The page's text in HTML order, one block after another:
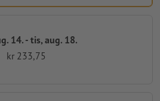
14. - tis, aug. 18.
kr 233,75